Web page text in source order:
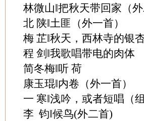
林微山‖把秋天带回家（外
北 陕‖土匪（外一首）
梅 芷‖秋天，西林寺的银
程 剑‖我歌唱带电的肉体
简冬梅‖听 荷
康玉琨‖内卷（外一首）
一 寒‖浅吟，或者短唱（组
李 钧‖候鸟(外二首)